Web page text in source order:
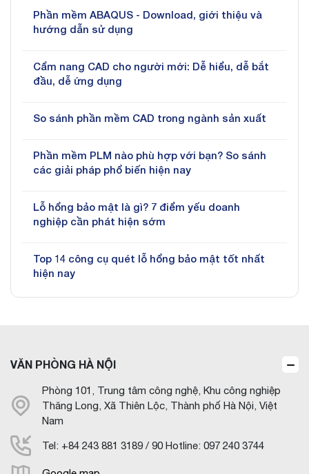
Phần mềm ABAQUS - Download, giới thiệu và
hướng dẫn sử dụng
Cẩm nang CAD cho người mới: Dễ hiểu, dễ bắt
đầu, dễ ứng dụng
So sánh phần mềm CAD trong ngành sản xuất
Phần mềm PLM nào phù hợp với bạn? So sánh
các giải pháp phổ biến hiện nay
Lỗ hổng bảo mật là gì? 7 điểm yếu doanh
nghiệp cần phát hiện sớm
Top 14 công cụ quét lỗ hổng bảo mật tốt nhất
hiện nay
VĂN PHÒNG HÀ NỘI
Phòng 101, Trung tâm công nghệ, Khu công nghiệp
Thăng Long, Xã Thiên Lộc, Thành phố Hà Nội, Việt
Nam
Tel: +84 243 881 3189 / 90 Hotline: 097 240 3744